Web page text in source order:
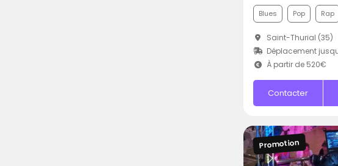
Blues Pop Rap
Saint-Thurial (35)
Déplacement
À partir de 520€
Contacter
Promotion